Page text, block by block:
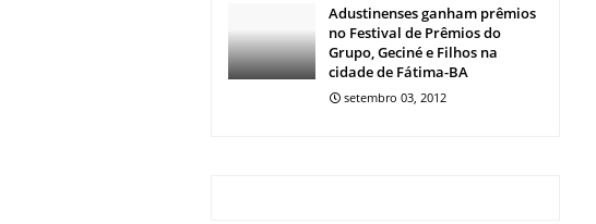
Adustinenses ganham prêmios
no Festival de Prêmios do
Grupo, Geciné e Filhos na
cidade de Fátima-BA
setembro 03, 2012